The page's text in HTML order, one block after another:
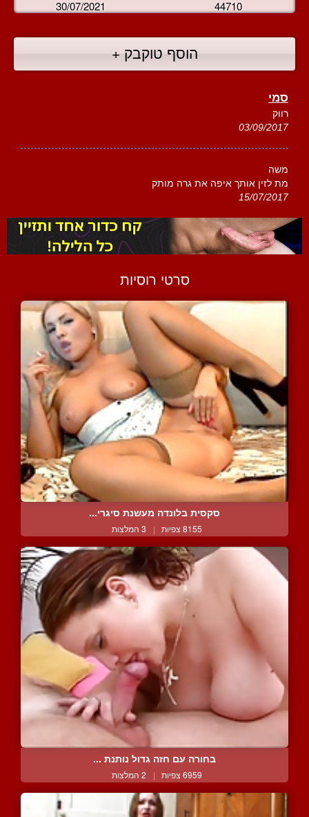
30/07/2021 44710
הוסף טוקבק +
סמי
רווק
03/09/2017
משה
מת לזין אותך איפה את גרה מותק
15/07/2017
סרטי רוסיות
סקסית בלונדה מעשנת סיגרי...
8155 צפיות | 3 המלצות
בחורה עם חזה גדול נותנת ...
6959 צפיות | 2 המלצות